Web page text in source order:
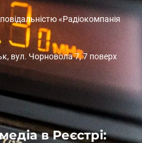
«Радіокомпанія
вул. Чорновола 7, 7 поверх
в Реєстрі: